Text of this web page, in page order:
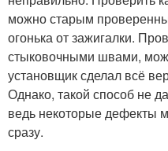
Красивые окна
можно старым
огонька от зажигалки.
стыковочными швами,
установщик сделал всё
Однако, такой способ не
ведь некоторые дефекты
сразу.